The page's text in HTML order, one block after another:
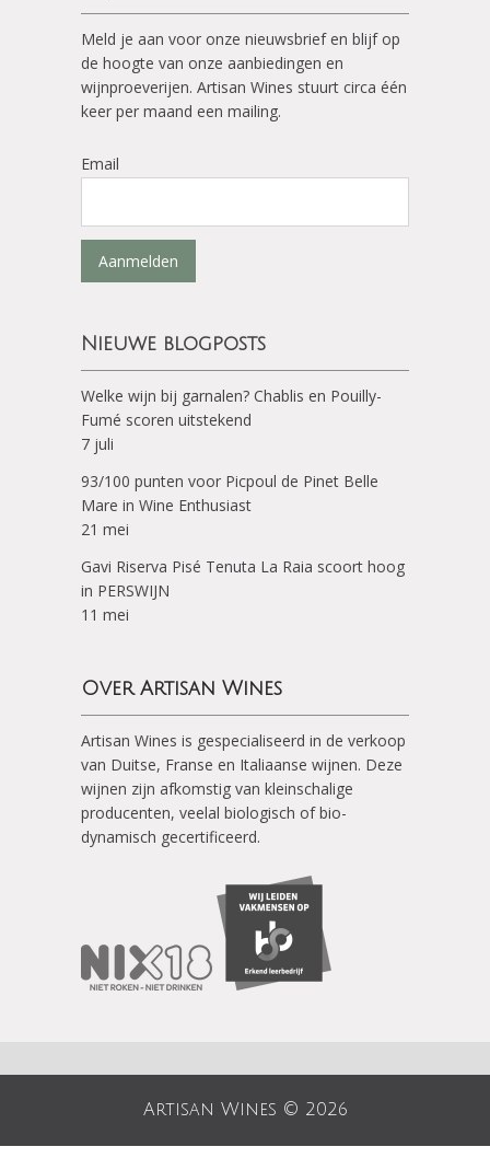
Meld je aan voor onze nieuwsbrief en blijf op
de hoogte van onze aanbiedingen en
wijnproeverijen. Artisan Wines stuurt circa één
keer per maand een mailing.
Email
Aanmelden
Nieuwe blogposts
Welke wijn bij garnalen? Chablis en Pouilly-
Fumé scoren uitstekend
7 juli
93/100 punten voor Picpoul de Pinet Belle
Mare in Wine Enthusiast
21 mei
Gavi Riserva Pisé Tenuta La Raia scoort hoog
in PERSWIJN
11 mei
Over Artisan Wines
Artisan Wines is gespecialiseerd in de verkoop
van Duitse, Franse en Italiaanse wijnen. Deze
wijnen zijn afkomstig van kleinschalige
producenten, veelal biologisch of bio-
dynamisch gecertificeerd.
Artisan Wines © 2026